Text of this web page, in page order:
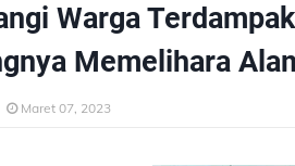
Warga
Memelihara
Maret 07, 2023